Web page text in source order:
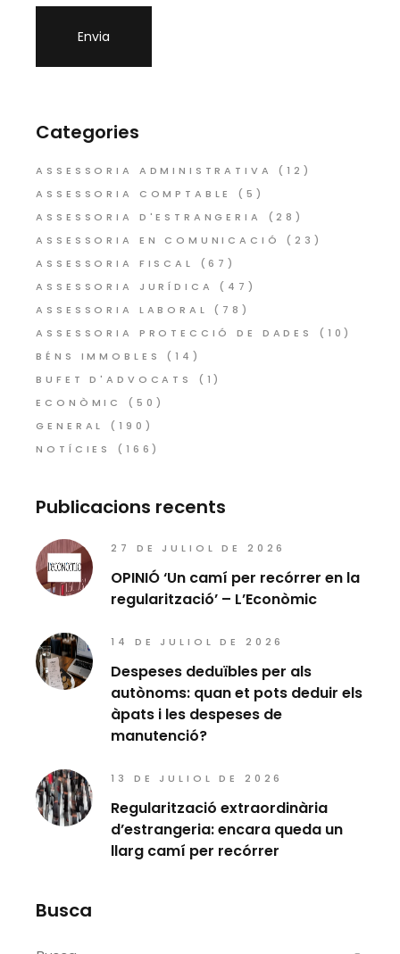
Categories
ASSESSORIA ADMINISTRATIVA
(12)
ASSESSORIA COMPTABLE
(5)
ASSESSORIA D'ESTRANGERIA
(28)
ASSESSORIA EN COMUNICACIÓ
(23)
ASSESSORIA FISCAL
(67)
ASSESSORIA JURÍDICA
(47)
ASSESSORIA LABORAL
(78)
ASSESSORIA PROTECCIÓ DE DADES
(10)
BÉNS IMMOBLES
(14)
BUFET D'ADVOCATS
(1)
ECONÒMIC
(50)
GENERAL
(190)
NOTÍCIES
(166)
Publicacions recents
27 DE JULIOL DE 2026
OPINIÓ ‘Un camí per recórrer en la
regularització’ – L’Econòmic
14 DE JULIOL DE 2026
Despeses deduïbles per als
autònoms: quan et pots deduir els
àpats i les despeses de
manutenció?
13 DE JULIOL DE 2026
Regularització extraordinària
d’estrangeria: encara queda un
llarg camí per recórrer
Busca